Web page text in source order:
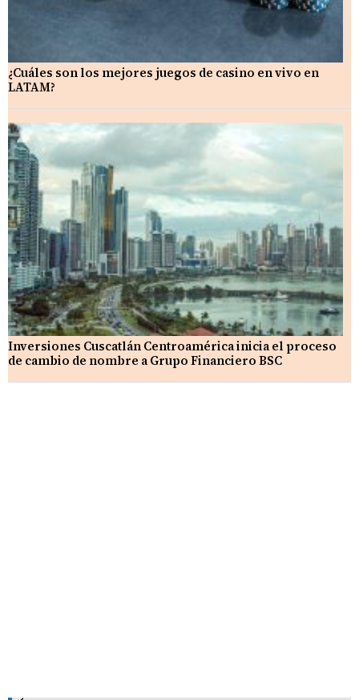
¿Cuáles son los mejores juegos de casino en vivo en
LATAM?
Inversiones Cuscatlán Centroamérica inicia el proceso
de cambio de nombre a Grupo Financiero BSC